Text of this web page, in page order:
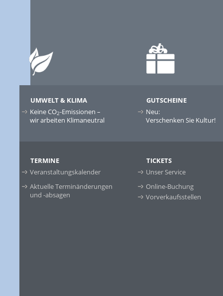
UMWELT & KLIMA
Keine CO2-Emissionen –
wir arbeiten Klimaneutral
GUTSCHEINE
Neu:
Verschenken Sie Kultur!
TERMINE
Veranstaltungskalender
Aktuelle Terminänderungen
und -absagen
TICKETS
Unser Service
Online-Buchung
Vorverkaufsstellen